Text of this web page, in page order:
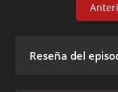
Reseña del